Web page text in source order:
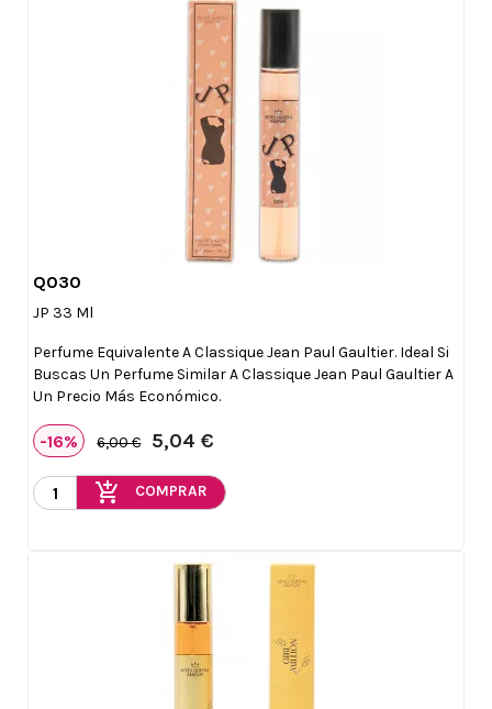
Q030
JP 33 Ml
Perfume Equivalente A Classique Jean Paul Gaultier. Ideal Si
Buscas Un Perfume Similar A Classique Jean Paul Gaultier A
Un Precio Más Económico.
-16% 6,00 € 5,04 €
add_shopping_cart COMPRAR